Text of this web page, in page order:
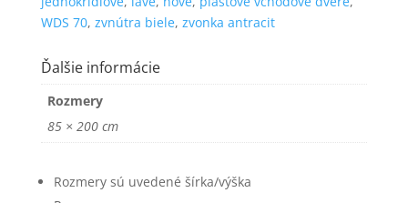
WDS 70, zvnútra biele, zvonka antracit
Ďalšie informácie
Rozmery
85 × 200 cm
Rozmery sú uvedené šírka/výška
spokojnosť
Aby naša
odmietnete,
funkcie z